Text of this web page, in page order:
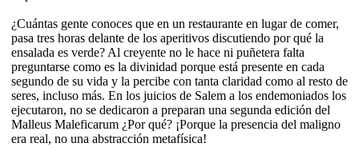
¿Cuántas gente conoces que en un restaurante en lugar de comer,
pasa tres horas delante de los aperitivos discutiendo por qué la
ensalada es verde? Al creyente no le hace ni puñetera falta
preguntarse como es la divinidad porque está presente en cada
segundo de su vida y la percibe con tanta claridad como al resto de
seres, incluso más. En los juicios de Salem a los endemoniados los
ejecutaron, no se dedicaron a preparan una segunda edición del
Malleus Maleficarum ¿Por qué? ¡Porque la presencia del maligno
era real, no una abstracción metafísica!